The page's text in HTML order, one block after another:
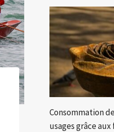
Consommation
usages grâce